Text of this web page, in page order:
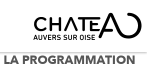
LA PROGRAMMATION